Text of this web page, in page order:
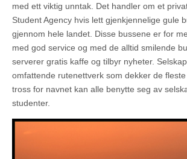
med ett viktig unntak. Det handler om et
Student Agency hvis lett gjenkjennelige gule
gjennom hele landet. Disse bussene er for
med god service og med de alltid smilende
serverer gratis kaffe og tilbyr nyheter.
omfattende rutenettverk som dekker de
tross for navnet kan alle benytte seg av
studenter.